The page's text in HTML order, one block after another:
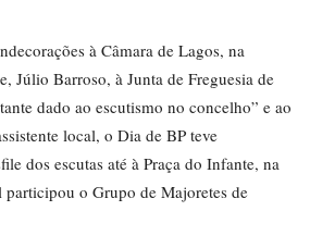
à Câmara de Lagos, na
Júlio Barroso, à Junta de Freguesia de
dado ao escutismo no concelho” e ao
local, o Dia de BP teve
dos escutas até à Praça do Infante, na
o Grupo de Majoretes de